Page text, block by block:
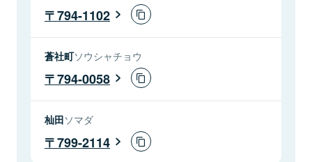
794-1102
蒼社町ソウシャチョウ
794-0058
杣田ソマダ
799-2114